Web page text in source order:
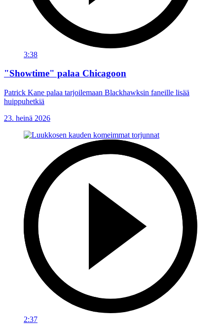
3:38
"Showtime" palaa Chicagoon
Patrick Kane palaa tarjoilemaan Blackhawksin faneille lisää
huippuhetkiä
23. heinä 2026
2:37